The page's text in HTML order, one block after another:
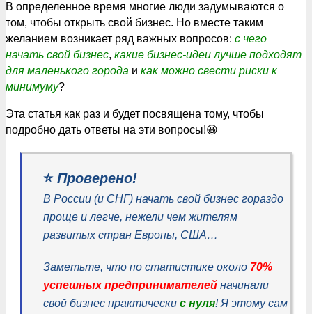
В определенное время многие люди задумываются о
том, чтобы открыть свой бизнес. Но вместе таким
желанием возникает ряд важных вопросов: с чего
начать свой бизнес, какие бизнес-идеи лучше подходят
для маленького города и как можно свести риски к
минимуму?
Эта статья как раз и будет посвящена тому, чтобы
подробно дать ответы на эти вопросы!😀
⭐️ Проверено!
В России (и СНГ) начать свой бизнес гораздо
проще и легче, нежели чем жителям
развитых стран Европы, США…
Заметьте, что по статистике около 70%
успешных предпринимателей начинали
свой бизнес практически с нуля! Я этому сам